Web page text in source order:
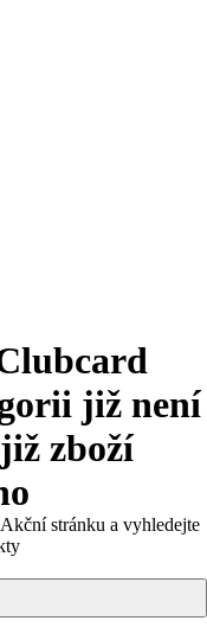
již není
zboží
stránku a vyhledejte